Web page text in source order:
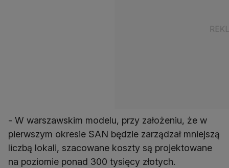
- W warszawskim modelu, przy założeniu, że w
pierwszym okresie SAN będzie zarządzał mniejszą
liczbą lokali, szacowane koszty są projektowane
na poziomie ponad 300 tysięcy złotych.